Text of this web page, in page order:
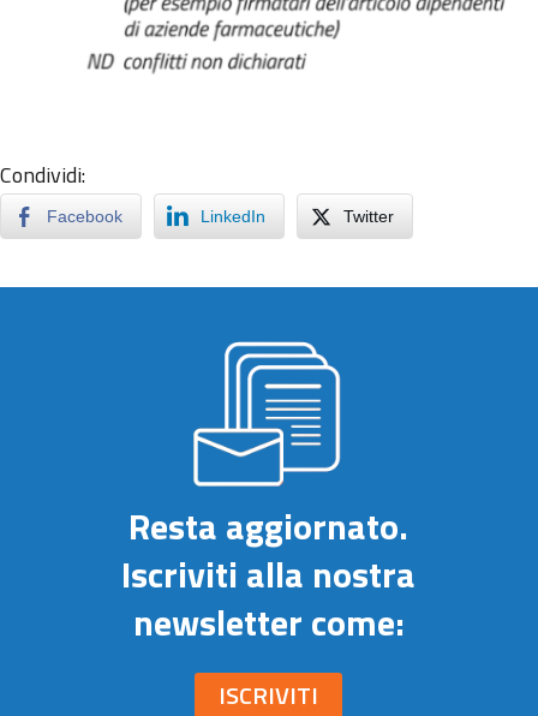
Condividi:
Facebook LinkedIn Twitter
Resta aggiornato.
Iscriviti alla nostra
newsletter come:
ISCRIVITI